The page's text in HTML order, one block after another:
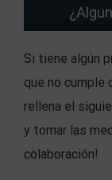
Si tiene algún
que no cumple
rellena el
y tomar las
colaboración!